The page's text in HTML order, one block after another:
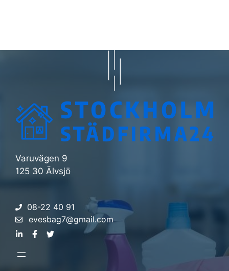
Varuvägen 9
125 30 Älvsjö
08-22 40 91
evesbag7@gmail.com